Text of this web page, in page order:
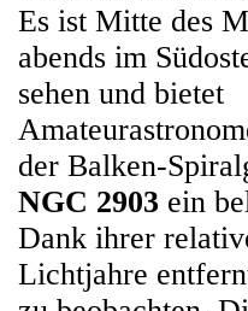
Es ist Mitte des
abends im
sehen und bietet
der Balken-
NGC 2903 ein
Dank ihrer
Lichtjahre